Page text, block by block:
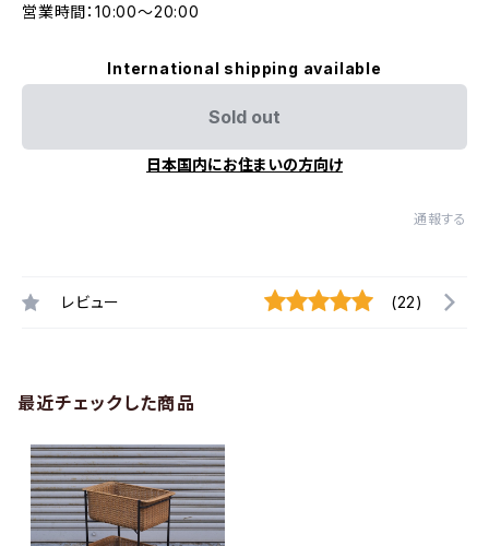
営業時間：10:00〜20:00
International shipping available
Sold out
日本国内にお住まいの方向け
通報する
レビュー (22)
最近チェックした商品